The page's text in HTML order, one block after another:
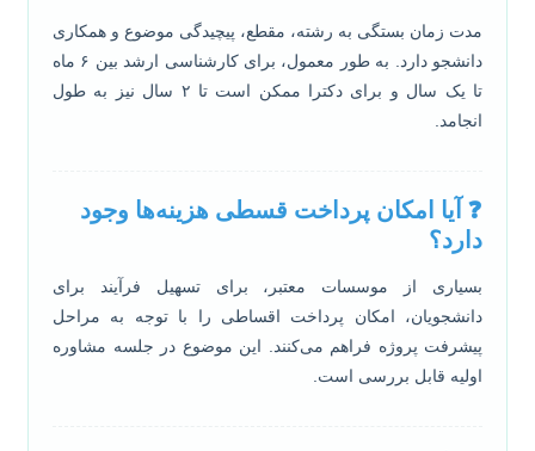
مدت زمان بستگی به رشته، مقطع، پیچیدگی موضوع و همکاری
دانشجو دارد. به طور معمول، برای کارشناسی ارشد بین ۶ ماه
تا یک سال و برای دکترا ممکن است تا ۲ سال نیز به طول
انجامد.
❓ آیا امکان پرداخت قسطی هزینه‌ها وجود
دارد؟
بسیاری از موسسات معتبر، برای تسهیل فرآیند برای
دانشجویان، امکان پرداخت اقساطی را با توجه به مراحل
پیشرفت پروژه فراهم می‌کنند. این موضوع در جلسه مشاوره
اولیه قابل بررسی است.